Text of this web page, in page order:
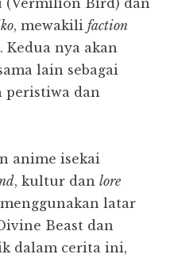
(Vermilion Bird) dan
, mewakili faction
Kedua nya akan
lain sebagai
peristiwa dan
anime isekai
, kultur dan lore
latar
Beast dan
dalam cerita ini,